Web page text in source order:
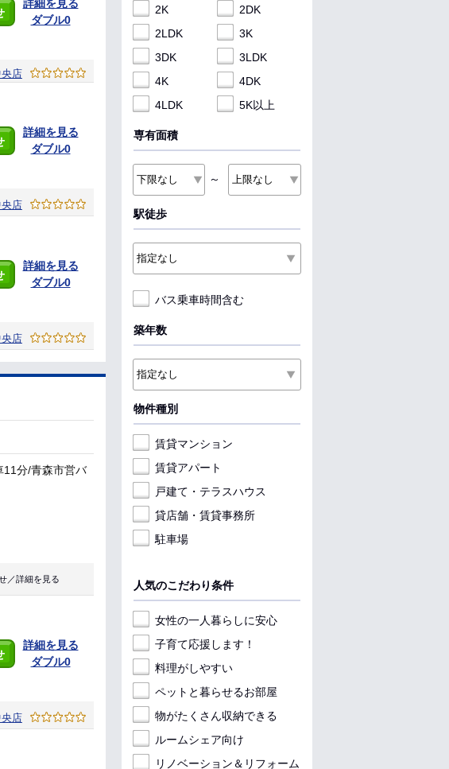
詳細を見る
ダブル0
店
詳細を見る
ダブル0
店
詳細を見る
ダブル0
店
11分/青森市営バ
／詳細を見る
詳細を見る
ダブル0
店
2K
2DK
2LDK
3K
3DK
3LDK
4K
4DK
4LDK
5K以上
専有面積
～
駅徒歩
バス乗車時間含む
築年数
物件種別
賃貸マンション
賃貸アパート
戸建て・テラスハウス
貸店舗・賃貸事務所
駐車場
人気のこだわり条件
女性の一人暮らしに安心
子育て応援します！
料理がしやすい
ペットと暮らせるお部屋
物がたくさん収納できる
ルームシェア向け
リノベーション＆リフォーム